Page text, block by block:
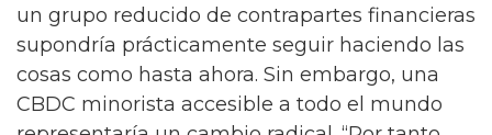
un grupo reducido de contrapartes financieras
supondría prácticamente seguir haciendo las
cosas como hasta ahora. Sin embargo, una
CBDC minorista accesible a todo el mundo